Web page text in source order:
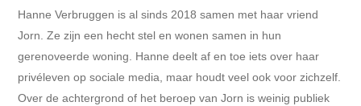
Hanne Verbruggen is al sinds 2018 samen met haar vriend
Jorn. Ze zijn een hecht stel en wonen samen in hun
gerenoveerde woning. Hanne deelt af en toe iets over haar
privéleven op sociale media, maar houdt veel ook voor zichzelf.
Over de achtergrond of het beroep van Jorn is weinig publiek